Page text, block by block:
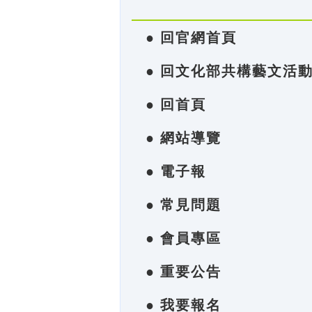
● 回官網首頁
● 回文化部共構藝文活
● 回首頁
● 網站導覽
● 電子報
● 常見問題
● 會員專區
● 重要公告
● 我要報名